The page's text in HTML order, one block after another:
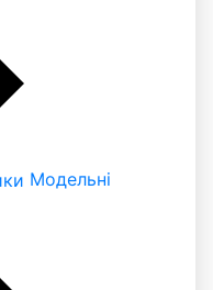
Модельні